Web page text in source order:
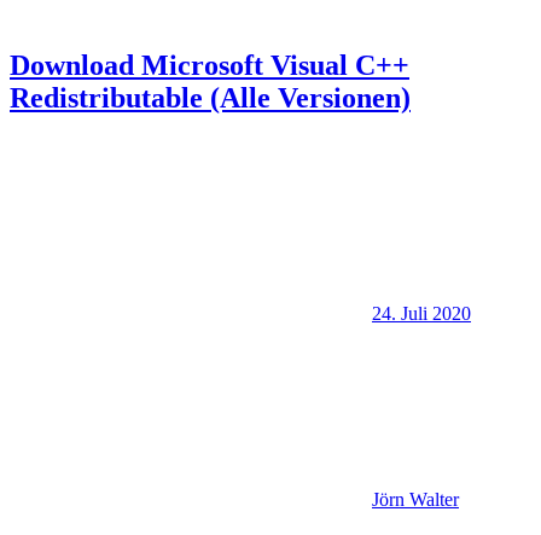
Download Microsoft Visual C++
Redistributable (Alle Versionen)
24. Juli 2020
Jörn Walter